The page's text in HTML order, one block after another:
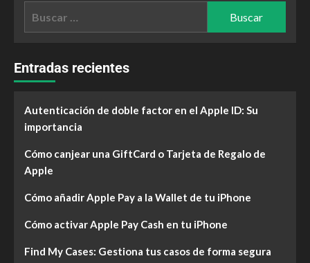
Entradas recientes
Autenticación de doble factor en el Apple ID: Su
importancia
Cómo canjear una GiftCard o Tarjeta de Regalo de
Apple
Cómo añadir Apple Pay a la Wallet de tu iPhone
Cómo activar Apple Pay Cash en tu iPhone
Find My Cases: Gestiona tus casos de forma segura